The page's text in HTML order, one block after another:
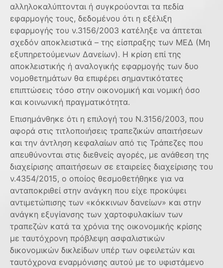
αλληλοκαλύπτονται ή συγκρούονται τα πεδία
εφαρμογής τους, δεδομένου ότι η εξέλιξη
εφαρμογής του ν.3156/2003 κατέληξε να άπτεται
σχεδόν αποκλειστικά – της είσπραξης των ΜΕΔ (Μη
εξυπηρετούμενων Δανείων). Η κρίση επί της
αποκλειστικής ή αναλογικής εφαρμογής των δυο
νομοθετημάτων θα επιφέρει σημαντικότατες
επιπτώσεις τόσο στην οικονομική και νομική όσο
και κοινωνική πραγματικότητα.
Επισημάνθηκε ότι η επιλογή του Ν.3156/2003, που
αφορά στις τιτλοποιήσεις τραπεζικών απαιτήσεων
και την άντληση κεφαλαίων από τις Τράπεζες που
απευθύνονται στις διεθνείς αγορές, με ανάθεση της
διαχείρισης απαιτήσεων σε εταιρείες διαχείρισης του
ν.4354/2015, ο οποίος θεσμοθετήθηκε για να
ανταποκριθεί στην ανάγκη που είχε προκύψει
αντιμετώπισης των «κόκκινων δανείων» και στην
ανάγκη εξυγίανσης των χαρτοφυλακίων των
τραπεζών κατά τα χρόνια της οικονομικής κρίσης
με ταυτόχρονη πρόβλεψη ασφαλιστικών
δικονομικών δικλείδων υπέρ των οφειλετών και
ταυτόχρονα εναρμόνισης αυτού με το υφιστάμενο